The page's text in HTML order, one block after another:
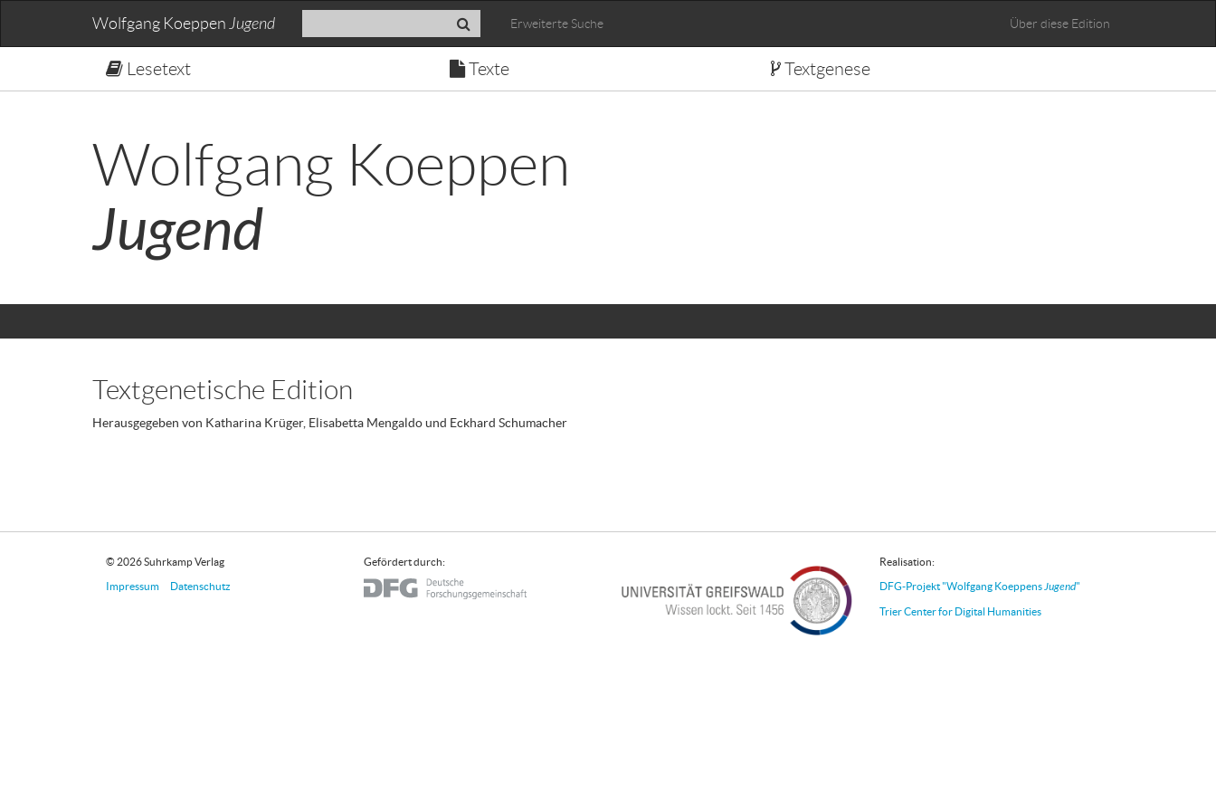
Wolfgang Koeppen Jugend Erweiterte Suche Über diese Edition
Lesetext Texte Textgenese
Wolfgang Koeppen
Jugend
Textgenetische Edition
Herausgegeben von Katharina Krüger, Elisabetta Mengaldo und Eckhard Schumacher
© 2026 Suhrkamp Verlag
Impressum Datenschutz
Gefördert durch: Realisation:
DFG-Projekt "Wolfgang Koeppens Jugend"
Trier Center for Digital Humanities